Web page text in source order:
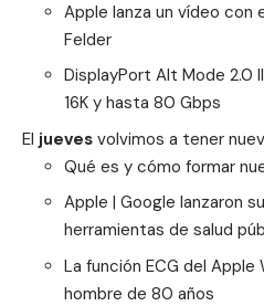
Apple lanza un vídeo con
Felder
DisplayPort Alt Mode 2.0
16K y hasta 80 Gbps
El jueves volvimos a tener
Qué es y cómo formar
Apple | Google lanzaron
herramientas de salud
La función ECG del Apple
hombre de 80 años